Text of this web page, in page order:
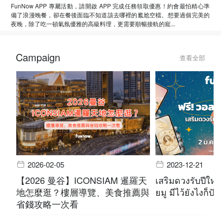
FunNow APP 專屬活動，請開啟 APP 完成任務領取優惠！約會最怕精心準
備了浪漫晚餐，卻在餐後面臨不知道該去哪裡的尷尬空檔。想要過個完美的
夜晚，除了吃一頓氣氛優雅的高級料理，更需要順暢接軌的寵...
Campaign 查看全部
2026-02-05
【2026 曼谷】ICONSIAM 暹羅天
地怎麼逛？樓層導覽、美食推薦與
省錢攻略一次看
2023-12-21
เสริมดวงรับปีให
ยมู มีไว้ยังไงก็ปัง!